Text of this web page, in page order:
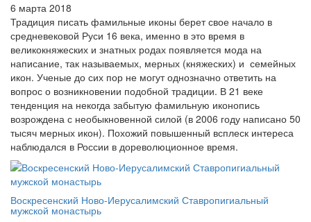
6 марта 2018
Традиция писать фамильные иконы берет свое начало в
средневековой Руси 16 века, именно в это время в
великокняжеских и знатных родах появляется мода на
написание, так называемых, мерных (княжеских) и семейных
икон. Ученые до сих пор не могут однозначно ответить на
вопрос о возникновении подобной традиции. В 21 веке
тенденция на некогда забытую фамильную иконопись
возрождена с необыкновенной силой (в 2006 году написано 50
тысяч мерных икон). Похожий повышенный всплеск интереса
наблюдался в России в дореволюционное время.
Воскресенский Ново-Иерусалимский Ставропигиальный
мужской монастырь